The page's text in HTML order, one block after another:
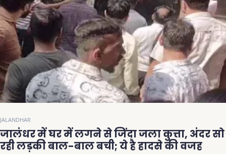
JALANDHAR
जालंधर में घर में लगने से जिंदा जला कुत्ता, अंदर सो
रही लड़की बाल-बाल बची; ये है हादसे की वजह